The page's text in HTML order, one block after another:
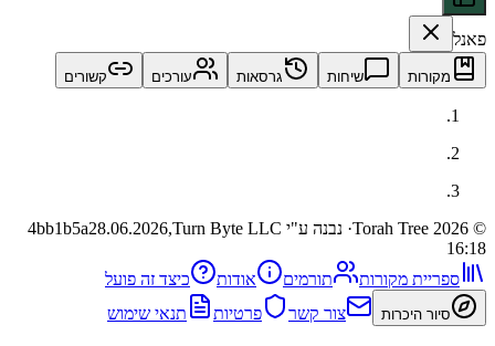
שיחות גרסאות עורכים קשורים
· נבנה ע"י Turn Byte LLC 4bb1b5a28.06.2026,
מקורות תורמים אודות כיצד זה פועל
היכרות צור קשר פרטיות תנאי שימוש